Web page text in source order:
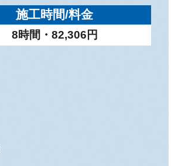
施工時間/料金
8時間・82,306円